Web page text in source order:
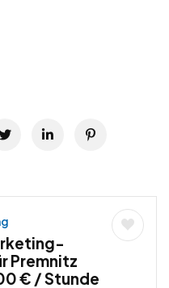
Premnitz
€ / Stunde